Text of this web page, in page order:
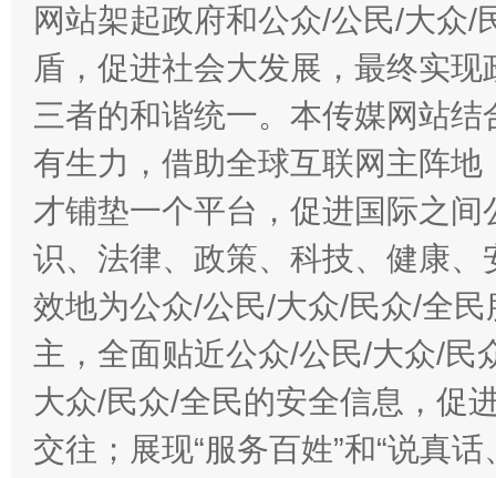
东山县通报“牛蛙产品抗生素超标问题” 法
千年窑火 生生不息 一
网站架起政府和公众/公民/大众
盾，促进社会大发展，最终实
三者的和谐统一。本传媒网站
有生力，借助全球互联网主阵
才铺垫一个平台，促进国际之
识、法律、政策、科技、健康
效地为公众/公民/大众/民众/全
主，全面贴近公众/公民/大众/民
大众/民众/全民的安全信息，促
交往；展现“服务百姓”和“说真